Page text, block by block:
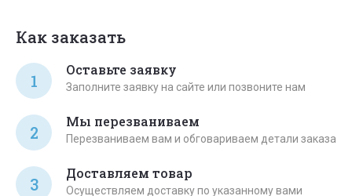
Как заказать
1
Оставьте заявку
Заполните заявку на сайте или позвоните нам
2
Мы перезваниваем
Перезваниваем вам и обговариваем детали заказа
3
Доставляем товар
Осуществляем доставку по указанному вами